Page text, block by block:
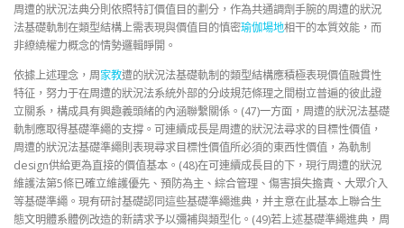
周遭的狀況法典分則依照特訂價值目的劃分，作為共通調劑手腕的周遭的狀況
法基礎軌制在類型結構上需表現與價值目的慎密瑜伽場地相干的本質效能，而
非繚繞權力概念的情勢邏輯睜開。
依據上述理念，周家教遭的狀況法基礎軌制的類型結構應積極表現價值融貫性
特征，努力于在周遭的狀況法系統外部的分歧規范條理之間樹立普遍的彼此證
立關系，構成具有興趣義頭緒的內涵聯繫關係。(47)一方面，周遭的狀況法基礎
軌制應取得基礎準繩的支撐。可連續成長是周遭的狀況法尋求的目標性價值，
周遭的狀況法基礎準繩則表現尋求目標性價值所必須的東西性價值，為軌制
design供給更為直接的價值基本。(48)在可連續成長目的下，現行周遭的狀況
維護法第5條已確立維護優先、預防為主、綜合管理、傷害損失擔責、大眾介入
等基礎準繩。現有研討基礎認同這些基礎準繩進典，并主意在此基本上聯合生
態文明體系體例改造的新請求予以彌補與類型化。(49)若上述基礎準繩進典，周